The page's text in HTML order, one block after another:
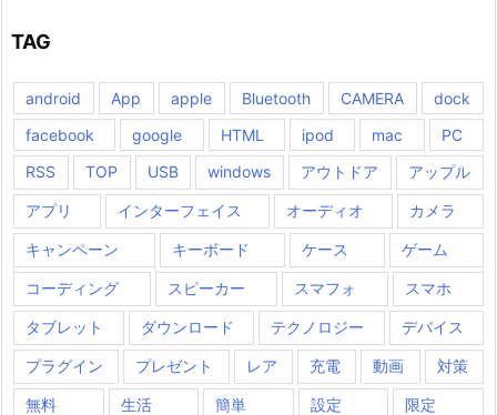
TAG
android App apple Bluetooth CAMERA
dock
facebook
google HTML ipod mac
PC
RSS
TOP USB windows アウトドア アップル
アプリ インターフェイス オーディオ カメラ
キャンペーン キーボード ケース ゲーム
コーディング スピーカー スマフォ スマホ
タブレット ダウンロード テクノロジー デバイス
プラグイン プレゼント レア 充電 動画 対策
無料 生活 簡単 設定 限定